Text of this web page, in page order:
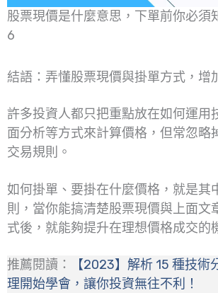
股票現價是什麼意思，下單前你必須
6
結語：弄懂股票現價與掛單方式，增
許多投資人都只把重點放在如何運用
面分析等方式來計算價格，但常忽略
交易規則。
如何掛單、要掛在什麼價格，就是其
則，當你能搞清楚股票現價與上面文
式後，就能夠提升在理想價格成交的
推薦閱讀：
【2023】解析 15 種技術
理開始學會，讓你投資無往不利！